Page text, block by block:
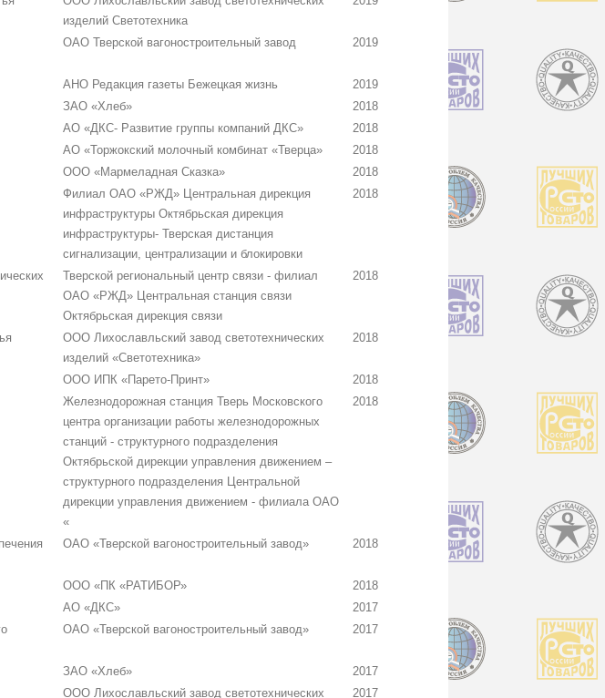
изделий Светотехника
ОАО Тверской вагоностроительный завод 2019
АНО Редакция газеты Бежецкая жизнь
2019
ЗАО «Хлеб»
2018
АО «ДКС- Развитие группы компаний ДКС»
2018
АО «Торжокский молочный комбинат «Тверца»
2018
ООО «Мармеладная Сказка»
2018
Филиал ОАО «РЖД» Центральная дирекция
инфраструктуры Октябрьская дирекция
инфраструктуры- Тверская дистанция
сигнализации, централизации и блокировки
2018
Тверской региональный центр связи - филиал
ОАО «РЖД» Центральная станция связи
Октябрьская дирекция связи
2018
ООО Лихославльский завод светотехнических
изделий «Светотехника»
2018
ООО ИПК «Парето-Принт»
2018
Железнодорожная станция Тверь Московского
центра организации работы железнодорожных
станций - структурного подразделения
Октябрьской дирекции управления движением –
структурного подразделения Центральной
дирекции управления движением - филиала ОАО
«
2018
ОАО «Тверской вагоностроительный завод» 2018
ООО «ПК «РАТИБОР»
2018
АО «ДКС»
2017
ОАО «Тверской вагоностроительный завод» 2017
ЗАО «Хлеб»
2017
ООО Лихославльский завод светотехнических
2017